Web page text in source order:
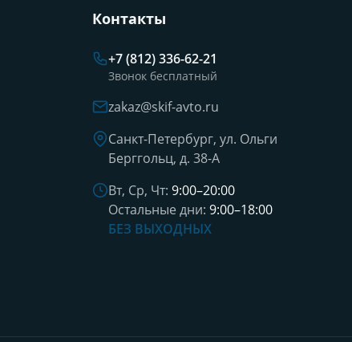
Контакты
+7 (812) 336-62-21
Звонок бесплатный
zakaz@skif-avto.ru
Санкт-Петербург, ул. Ольги
Берггольц, д. 38-А
Вт, Ср, Чт: 9:00–20:00
Остальные дни: 9:00–18:00
БЕЗ ВЫХОДНЫХ